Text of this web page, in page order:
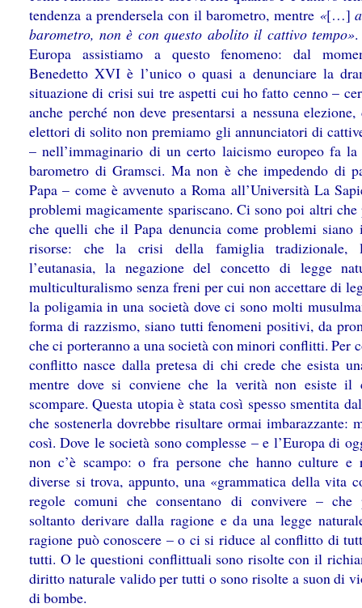
tendenza a prendersela con il barometro, mentre «[…]
barometro, non è con questo abolito il cattivo tempo»
Europa assistiamo a questo fenomeno: dal
Benedetto XVI è l’unico o quasi a denunciare la
situazione di crisi sui tre aspetti cui ho fatto cenno –
anche perché non deve presentarsi a nessuna
elettori di solito non premiamo gli annunciatori di
– nell’immaginario di un certo laicismo europeo fa
barometro di Gramsci. Ma non è che impedendo di
Papa – come è avvenuto a Roma all’Università La
problemi magicamente spariscano. Ci sono poi altri che
che quelli che il Papa denuncia come problemi siano
risorse: che la crisi della famiglia tradizionale,
l’eutanasia, la negazione del concetto di legge
multiculturalismo senza freni per cui non accettare di
la poligamia in una società dove ci sono molti
forma di razzismo, siano tutti fenomeni positivi, da
che ci porteranno a una società con minori conflitti. Per
conflitto nasce dalla pretesa di chi crede che esista
mentre dove si conviene che la verità non esiste il
scompare. Questa utopia è stata così spesso smentita
che sostenerla dovrebbe risultare ormai imbarazzante:
così. Dove le società sono complesse – e l’Europa di
non c’è scampo: o fra persone che hanno culture e
diverse si trova, appunto, una «grammatica della vita
regole comuni che consentano di convivere – che
soltanto derivare dalla ragione e da una legge
ragione può conoscere – o ci si riduce al conflitto di
tutti. O le questioni conflittuali sono risolte con il
diritto naturale valido per tutti o sono risolte a suon di
di bombe.